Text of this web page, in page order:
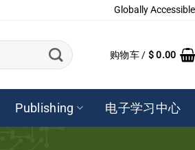
Globally
购物车 / $0.00
Publishing 电子学习中心